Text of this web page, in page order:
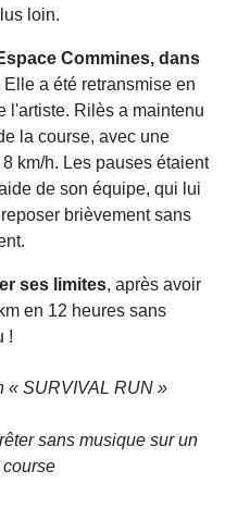
loin.
Commines, dans
Elle a été retransmise en
l'artiste. Rilès a maintenu
la course, avec une
km/h. Les pauses étaient
de son équipe, qui lui
brièvement sans
ses limites, après avoir
en 12 heures sans
!
« SURVIVAL RUN »
sans musique sur un